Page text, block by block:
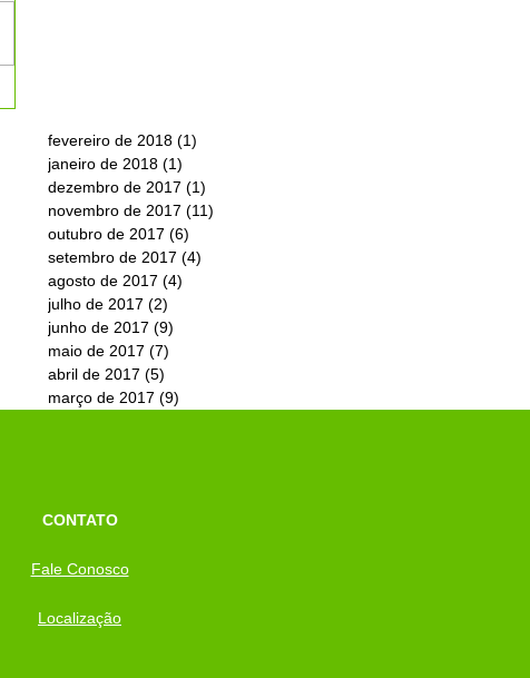
fevereiro de 2018 (1)
janeiro de 2018 (1)
dezembro de 2017 (1)
novembro de 2017 (11)
outubro de 2017 (6)
setembro de 2017 (4)
agosto de 2017 (4)
julho de 2017 (2)
junho de 2017 (9)
maio de 2017 (7)
abril de 2017 (5)
março de 2017 (9)
CONTATO
Fale Conosco
Localização